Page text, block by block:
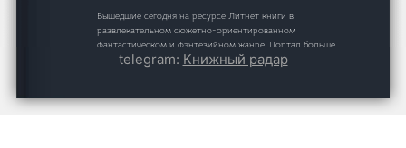
Вышедшие сегодня на ресурсе Литнет книги в
развлекательном сюжетно-ориентированном
фантастическом и фэнтезийном жанре. Портал больше…
22 июля – Свежие издания оффлайн книжного
Самые свежие новинки бумажных изданий в жанрах
telegram: Книжный радар